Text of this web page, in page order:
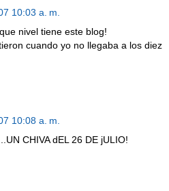
10:03 a. m.
nivel tiene este blog!
cuando yo no llegaba a los diez
10:08 a. m.
CHIVA dEL 26 DE jULIO!